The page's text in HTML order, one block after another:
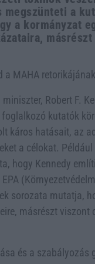
megszünteti a
a kormányzat
MAHA
Robert F.
kutatók
káros hatásait, az
a célokat.
hogy Kennedy
sorozata mutatja,
másrészt
és a szabályozás